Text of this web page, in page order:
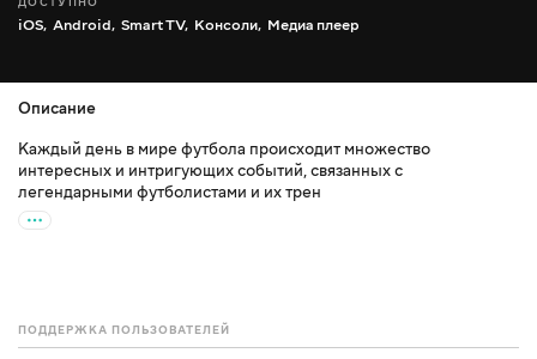
iOS, Android, Smart TV, Консоли, Медиа плеер
Описание
Каждый день в мире футбола происходит множество
интересных и интригующих событий, связанных с
легендарными футболистами и их трен
ПОДДЕРЖКА ПОЛЬЗОВАТЕЛЕЙ